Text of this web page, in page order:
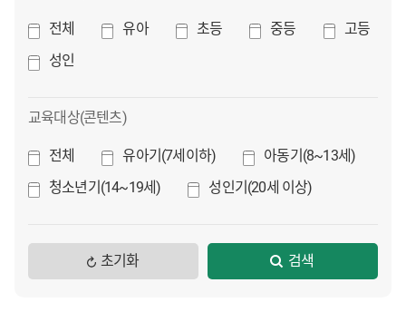
전체 유아 초등 중등
고등
성인
교육대상(콘텐츠)
전체 유아기(7세이하)
아동기(8~13세)
청소년기(14~19세)
성인기(20세 이상)
초기화 검색